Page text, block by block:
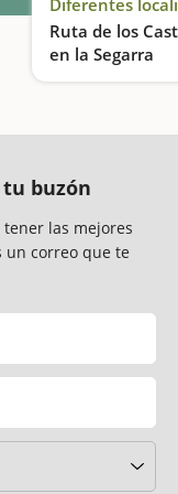
Ruta de los
en la Segarra
tu buzón
las mejores
un correo que te